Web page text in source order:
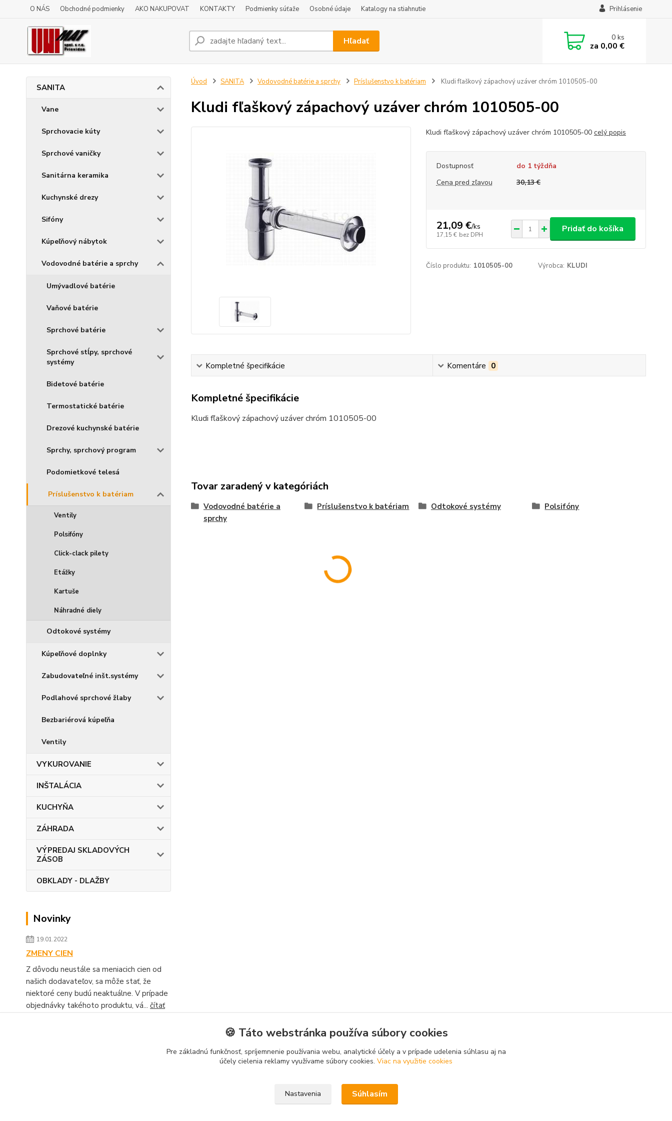
O NÁS Obchodné podmienky AKO NAKUPOVAT KONTAKTY Podmienky súťaže Osobné údaje Katalogy na stiahnutie Prihlásenie
Hľadať 0ks
za 0,00 €
SANITA
Vane
Sprchovacie kúty
Sprchové vaničky
Sanitárna keramika
Kuchynské drezy
Sifóny
Kúpeľňový nábytok
Vodovodné batérie a sprchy
Umývadlové batérie
Vaňové batérie
Sprchové batérie
Sprchové stĺpy, sprchové
systémy
Bidetové batérie
Termostatické batérie
Drezové kuchynské batérie
Sprchy, sprchový program
Podomietkové telesá
Príslušenstvo k batériam
Ventily
Polsifóny
Click-clack pilety
Etážky
Kartuše
Náhradné diely
Odtokové systémy
Kúpeľňové doplnky
Zabudovateľné inšt.systémy
Podlahové sprchové žlaby
Bezbariérová kúpeľňa
Ventily
VYKUROVANIE
INŠTALÁCIA
KUCHYŇA
ZÁHRADA
VÝPREDAJ SKLADOVÝCH
ZÁSOB
OBKLADY - DLAŽBY
Novinky
19.01.2022
ZMENY CIEN
Z dôvodu neustále sa meniacich cien od
našich dodavateľov, sa môže stať, že
niektoré ceny budú neaktuálne. V prípade
objednávky takéhoto produktu, vá... čítať
Úvod SANITA Vodovodné batérie a sprchy Príslušenstvo k batériam Kludi fľaškový zápachový uzáver chróm 1010505-00
Kludi fľaškový zápachový uzáver chróm 1010505-00
Kludi fľaškový zápachový uzáver chróm 1010505-00 celý popis
Dostupnosť
do 1 týždňa
Cena pred zľavou
30,13 €
21,09 €/ks
17,15 € bez DPH
Pridať do košíka
Číslo produktu: 1010505-00 Výrobca: KLUDI
Kompletné špecifikácie Komentáre 0
Kompletné špecifikácie
Kludi fľaškový zápachový uzáver chróm 1010505-00
Tovar zaradený v kategóriách
Vodovodné batérie a
sprchy
Príslušenstvo k batériam Odtokové systémy Polsifóny
🍪 Táto webstránka používa súbory cookies
Pre základnú funkčnosť, spríjemnenie používania webu, analytické účely a v prípade udelenia súhlasu aj na
účely cielenia reklamy využívame súbory cookies. Viac na využitie cookies
Nastavenia Súhlasím